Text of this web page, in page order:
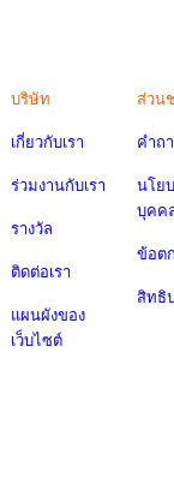
บริษัท
เกี่ยวกับเรา
ร่วมงานกับเรา
รางวัล
ติดต่อเรา
แผนผังของ
เว็บไซต์
ส่วน
คำถ
นโย
บุคค
ข้อต
สิทธิ